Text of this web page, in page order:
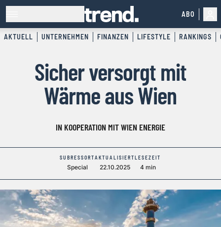
ABO
AKTUELL UNTERNEHMEN FINANZEN LIFESTYLE RANKINGS
Sicher versorgt mit
Wärme aus Wien
IN KOOPERATION MIT WIEN ENERGIE
SUBRESSORT
Special
AKTUALISIERT
22.10.2025
LESEZEIT
4 min